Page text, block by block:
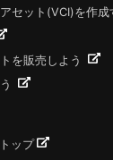
セット(VCI)を作成
を販売しよう
ップ